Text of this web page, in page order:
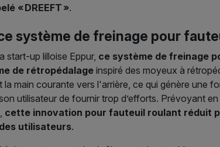
« DREEFT».
système de freinage pour
start-up lilloise Eppur, ce système de freinage
de rétropédalage inspiré des moyeux à
la main courante vers l'arrière, ce qui génère une
utilisateur de fournir trop d’efforts. Prévoyant
cette innovation pour fauteuil roulant réduit
utilisateurs.